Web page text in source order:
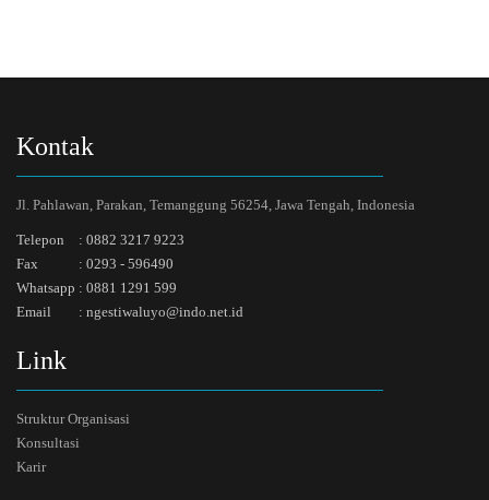
Kontak
Jl. Pahlawan, Parakan, Temanggung 56254, Jawa Tengah, Indonesia
Telepon : 0882 3217 9223
Fax
: 0293 - 596490
Whatsapp : 0881 1291 599
Email
: ngestiwaluyo@indo.net.id
Link
Struktur Organisasi
Konsultasi
Karir